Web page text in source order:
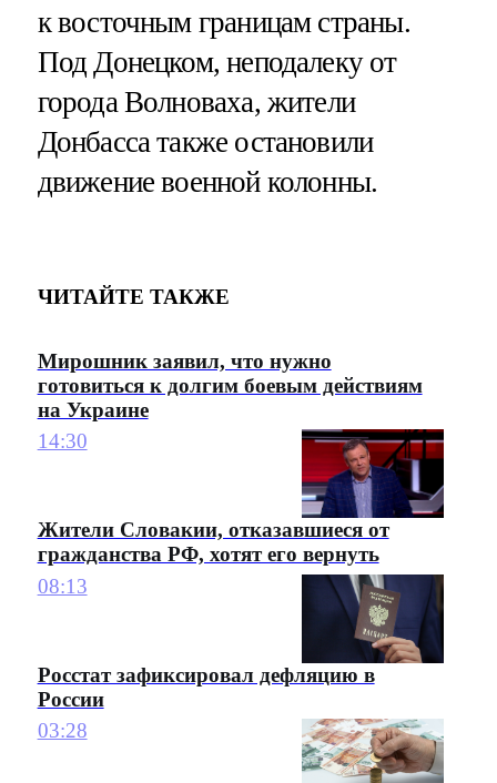
к восточным границам страны.
Под Донецком, неподалеку от
города Волноваха, жители
Донбасса также остановили
движение военной колонны.
ЧИТАЙТЕ ТАКЖЕ
Мирошник заявил, что нужно
готовиться к долгим боевым действиям
на Украине
14:30
Жители Словакии, отказавшиеся от
гражданства РФ, хотят его вернуть
08:13
Росстат зафиксировал дефляцию в
России
03:28